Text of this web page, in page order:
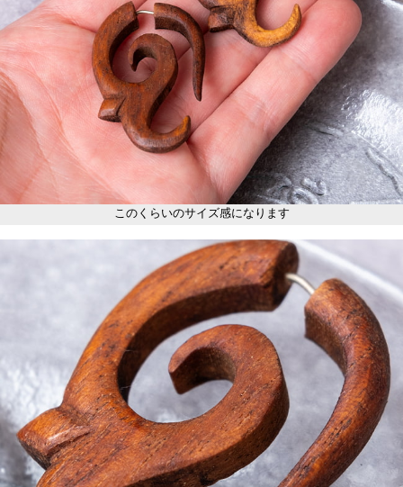
このくらいのサイズ感になります